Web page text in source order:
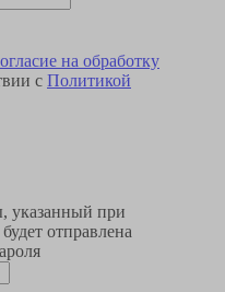
на обработку
с Политикой
указанный при
отправлена